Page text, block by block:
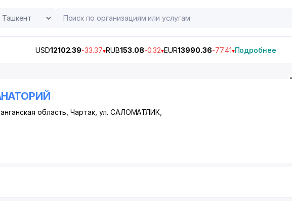
USD12102.39-33.37 RUB153.08-0.32 EUR13990.36-77.41 Подробнее
область, Чартак, ул. САЛОМАТЛИК